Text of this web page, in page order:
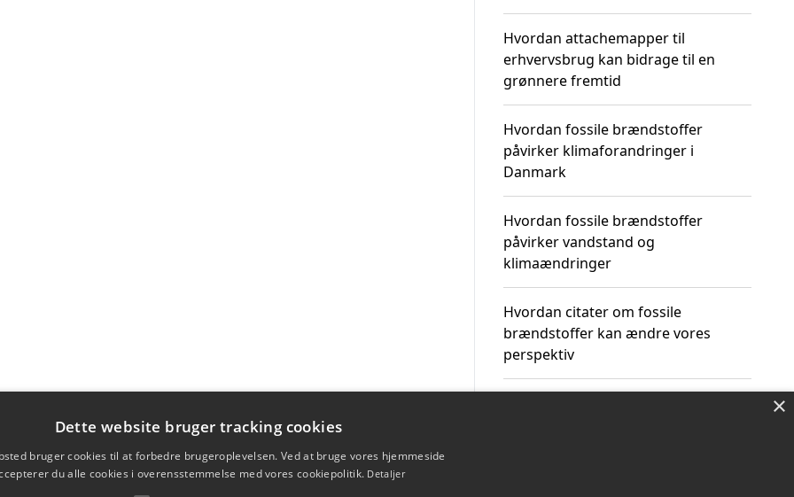
Hvordan attachemapper til
erhvervsbrug kan bidrage til en
grønnere fremtid
Hvordan fossile brændstoffer
påvirker klimaforandringer i
Danmark
Hvordan fossile brændstoffer
påvirker vandstand og
klimaændringer
Hvordan citater om fossile
brændstoffer kan ændre vores
perspektiv
×
Dette website bruger tracking cookies
bruger cookies til at forbedre brugeroplevelsen. Ved at bruge vores hjemmeside
du alle cookies i overensstemmelse med vores cookiepolitik. Detaljer